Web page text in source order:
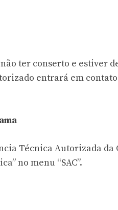
ter conserto e estiver
entrará em
Técnica Autorizada da
no menu “SAC”.